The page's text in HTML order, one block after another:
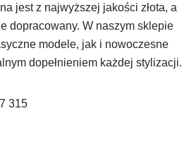
jest z najwyższej jakości złota, a
dopracowany. W naszym sklepie
modele, jak i nowoczesne
dopełnieniem każdej stylizacji.
315